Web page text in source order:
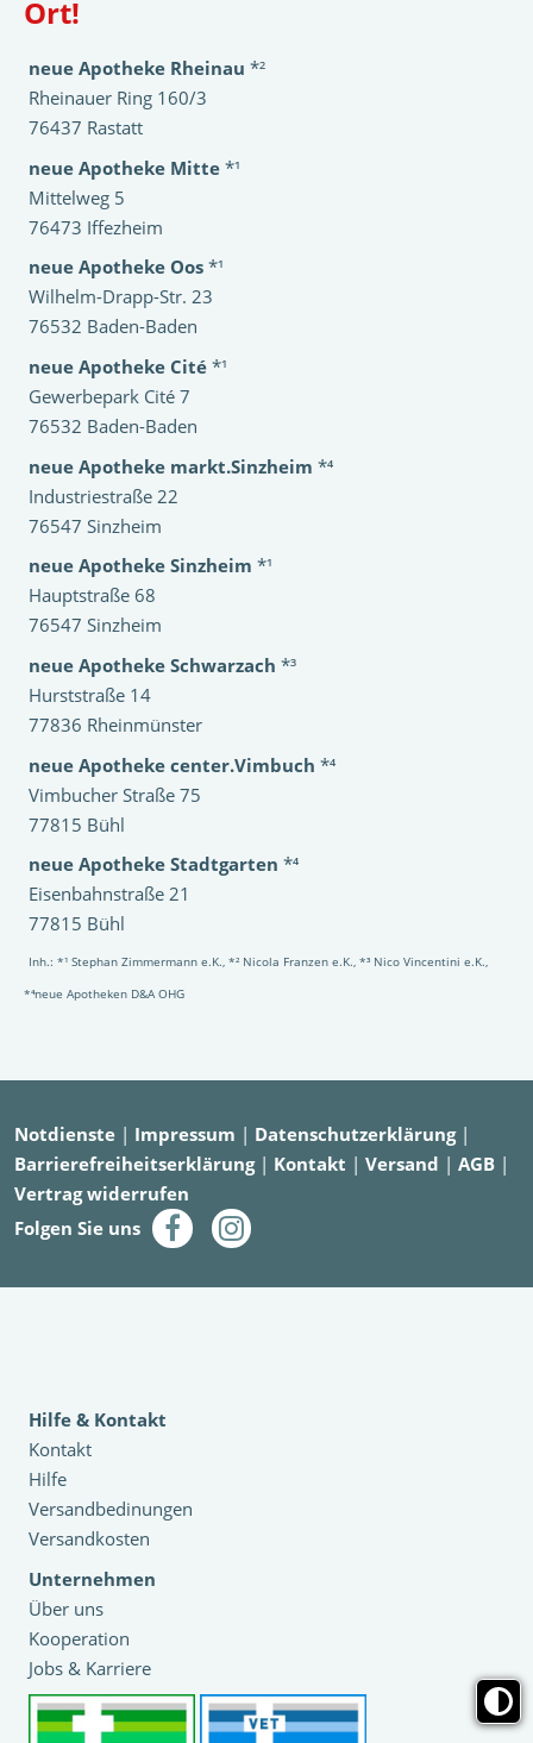
Ort!
neue Apotheke Rheinau *²
Rheinauer Ring 160/3
76437 Rastatt
neue Apotheke Mitte *¹
Mittelweg 5
76473 Iffezheim
neue Apotheke Oos *¹
Wilhelm-Drapp-Str. 23
76532 Baden-Baden
neue Apotheke Cité *¹
Gewerbepark Cité 7
76532 Baden-Baden
neue Apotheke markt.Sinzheim *⁴
Industriestraße 22
76547 Sinzheim
neue Apotheke Sinzheim *¹
Hauptstraße 68
76547 Sinzheim
neue Apotheke Schwarzach *³
Hurststraße 14
77836 Rheinmünster
neue Apotheke center.Vimbuch *⁴
Vimbucher Straße 75
77815 Bühl
neue Apotheke Stadtgarten *⁴
Eisenbahnstraße 21
77815 Bühl
Inh.: *¹ Stephan Zimmermann e.K., *² Nicola Franzen e.K., *³ Nico Vincentini e.K.,
*⁴neue Apotheken D&A OHG
Notdienste | Impressum | Datenschutzerklärung|
Barrierefreiheitserklärung| Kontakt | Versand | AGB |
Vertrag widerrufen
Folgen Sie uns
Hilfe & Kontakt
Kontakt
Hilfe
Versandbedinungen
Versandkosten
Unternehmen
Über uns
Kooperation
Jobs & Karriere